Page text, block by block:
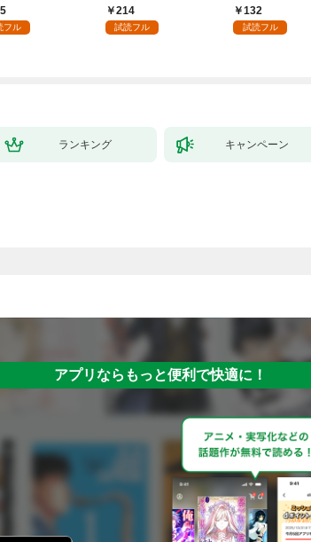
フル
版】 1
214
試読フル
ス～１
132
試読フル
ランキング キャンペーン
アプリならもっと便利で快適に！